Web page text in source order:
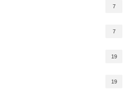
7
7
19
19